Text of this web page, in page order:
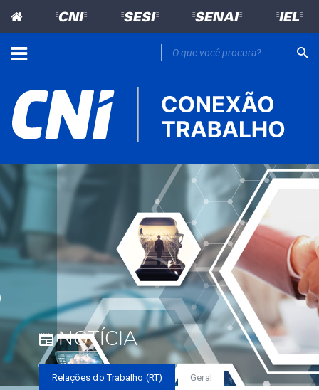
=CNI= =SESI= =SENAI= =IEL=
NOTÍCIA
Relações do Trabalho (RT) Geral